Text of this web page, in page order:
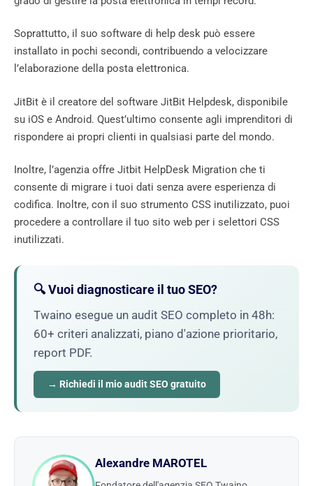
Soprattutto, il suo software di help desk può essere
installato in pochi secondi, contribuendo a velocizzare
l’elaborazione della posta elettronica.
JitBit è il creatore del software JitBit Helpdesk, disponibile
su iOS e Android. Quest’ultimo consente agli imprenditori di
rispondere ai propri clienti in qualsiasi parte del mondo.
Inoltre, l’agenzia offre Jitbit HelpDesk Migration che ti
consente di migrare i tuoi dati senza avere esperienza di
codifica. Inoltre, con il suo strumento CSS inutilizzato, puoi
procedere a controllare il tuo sito web per i selettori CSS
inutilizzati.
🔍 Vuoi diagnosticare il tuo SEO?
Twaino esegue un audit SEO completo in 48h:
60+ criteri analizzati, piano d'azione prioritario,
report PDF.
→ Richiedi il mio audit SEO gratuito
Alexandre MAROTEL